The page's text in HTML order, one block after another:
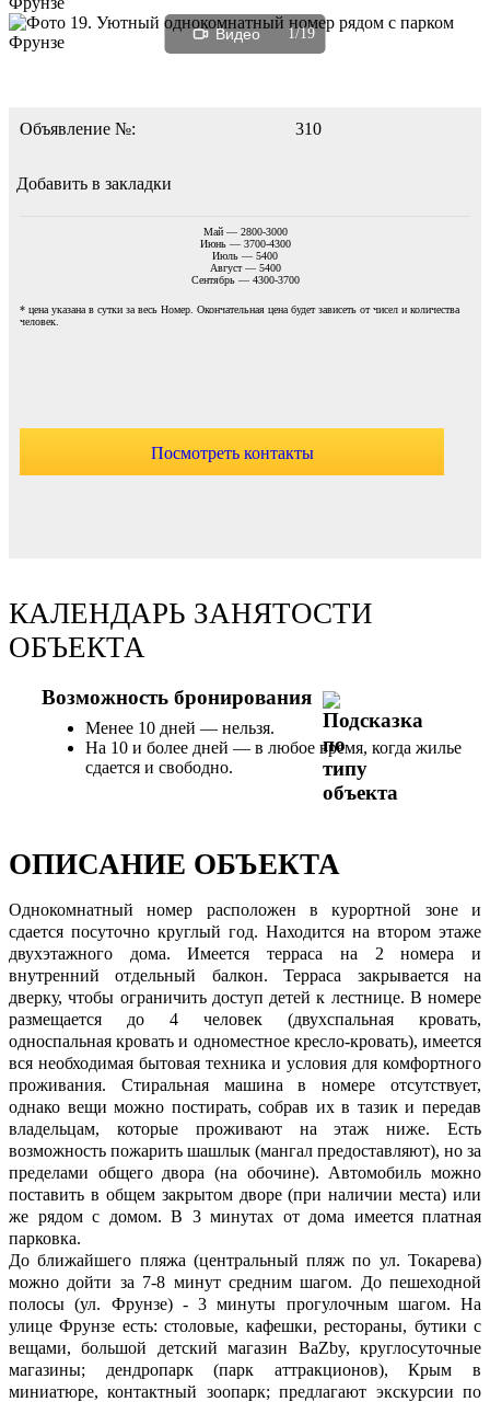
Видео 1/19
Объявление №: 310
Добавить в закладки
Май — 2800-3000
Июнь — 3700-4300
Июль — 5400
Август — 5400
Сентябрь — 4300-3700
* цена указана в сутки за весь Номер. Окончательная цена будет зависеть от чисел и количества
человек.
Посмотреть контакты
КАЛЕНДАРЬ ЗАНЯТОСТИ
ОБЪЕКТА
Возможность бронирования
Менее 10 дней — нельзя.
На 10 и более дней — в любое время, когда жилье
сдается и свободно.
ОПИСАНИЕ ОБЪЕКТА
Однокомнатный номер расположен в курортной зоне и
сдается посуточно круглый год. Находится на втором этаже
двухэтажного дома. Имеется терраса на 2 номера и
внутренний отдельный балкон. Терраса закрывается на
дверку, чтобы ограничить доступ детей к лестнице. В номере
размещается до 4 человек (двухспальная кровать,
односпальная кровать и одноместное кресло-кровать), имеется
вся необходимая бытовая техника и условия для комфортного
проживания. Стиральная машина в номере отсутствует,
однако вещи можно постирать, собрав их в тазик и передав
владельцам, которые проживают на этаж ниже. Есть
возможность пожарить шашлык (мангал предоставляют), но за
пределами общего двора (на обочине). Автомобиль можно
поставить в общем закрытом дворе (при наличии места) или
же рядом с домом. В 3 минутах от дома имеется платная
парковка.
До ближайшего пляжа (центральный пляж по ул. Токарева)
можно дойти за 7-8 минут средним шагом. До пешеходной
полосы (ул. Фрунзе) - 3 минуты прогулочным шагом. На
улице Фрунзе есть: столовые, кафешки, рестораны, бутики с
вещами, большой детский магазин BaZby, круглосуточные
магазины; дендропарк (парк аттракционов), Крым в
миниатюре, контактный зоопарк; предлагают экскурсии по